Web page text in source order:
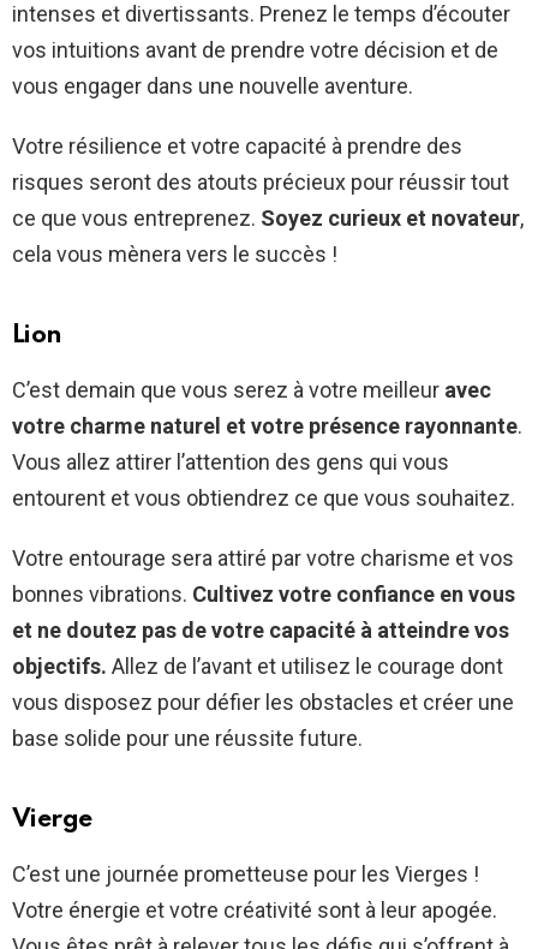
intenses et divertissants. Prenez le temps d’écouter
vos intuitions avant de prendre votre décision et de
vous engager dans une nouvelle aventure.
Votre résilience et votre capacité à prendre des
risques seront des atouts précieux pour réussir tout
ce que vous entreprenez. Soyez curieux et novateur,
cela vous mènera vers le succès !
Lion
C’est demain que vous serez à votre meilleur avec
votre charme naturel et votre présence rayonnante.
Vous allez attirer l’attention des gens qui vous
entourent et vous obtiendrez ce que vous souhaitez.
Votre entourage sera attiré par votre charisme et vos
bonnes vibrations. Cultivez votre confiance en vous
et ne doutez pas de votre capacité à atteindre vos
objectifs. Allez de l’avant et utilisez le courage dont
vous disposez pour défier les obstacles et créer une
base solide pour une réussite future.
Vierge
C’est une journée prometteuse pour les Vierges !
Votre énergie et votre créativité sont à leur apogée.